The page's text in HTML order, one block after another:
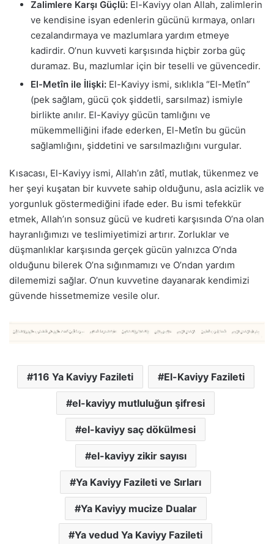
Zalimlere Karşı Güçlü: El-Kaviyy olan Allah, zalimlerin
ve kendisine isyan edenlerin gücünü kırmaya, onları
cezalandırmaya ve mazlumlara yardım etmeye
kadirdir. O’nun kuvveti karşısında hiçbir zorba güç
duramaz. Bu, mazlumlar için bir teselli ve güvencedir.
El-Metîn ile İlişki: El-Kaviyy ismi, sıklıkla “El-Metîn”
(pek sağlam, gücü çok şiddetli, sarsılmaz) ismiyle
birlikte anılır. El-Kaviyy gücün tamlığını ve
mükemmelliğini ifade ederken, El-Metîn bu gücün
sağlamlığını, şiddetini ve sarsılmazlığını vurgular.
Kısacası, El-Kaviyy ismi, Allah’ın zâtî, mutlak, tükenmez ve
her şeyi kuşatan bir kuvvete sahip olduğunu, asla acizlik ve
yorgunluk göstermediğini ifade eder. Bu ismi tefekkür
etmek, Allah’ın sonsuz gücü ve kudreti karşısında O’na olan
hayranlığımızı ve teslimiyetimizi artırır. Zorluklar ve
düşmanlıklar karşısında gerçek gücün yalnızca O’nda
olduğunu bilerek O’na sığınmamızı ve O’ndan yardım
dilememizi sağlar. O’nun kuvvetine dayanarak kendimizi
güvende hissetmemize vesile olur.
116 Ya Kaviyy Fazileti El-Kaviyy Fazileti
el-kaviyy mutluluğun şifresi
el-kaviyy saç dökülmesi
el-kaviyy zikir sayısı
Ya Kaviyy Fazileti ve Sırları
Ya Kaviyy mucize Dualar
Ya vedud Ya Kaviyy Fazileti